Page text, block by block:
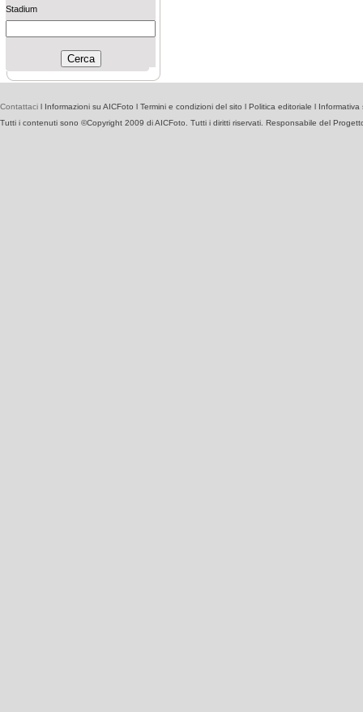
Stadium
Contattaci l Informazioni su AICFoto l Termini e condizioni del sito l Politica editoriale l Informativa
Tutti i contenuti sono ©Copyright 2009 di AICFoto. Tutti i diritti riservati. Responsabile del